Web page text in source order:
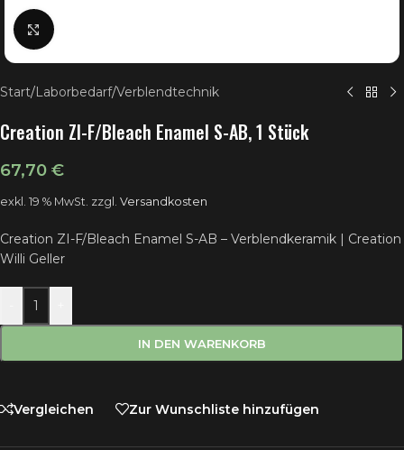
Klick zum Vergrößern
Start/Laborbedarf/Verblendtechnik
Creation ZI-F/Bleach Enamel S-AB, 1 Stück
67,70 €
exkl. 19 % MwSt. zzgl. Versandkosten
Creation ZI-F/Bleach Enamel S-AB – Verblendkeramik | Creation
Willi Geller
IN DEN WARENKORB
Vergleichen Zur Wunschliste hinzufügen